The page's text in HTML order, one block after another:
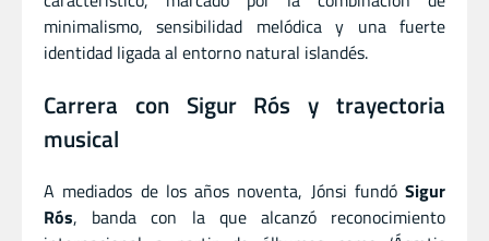
minimalismo, sensibilidad melódica y una fuerte
identidad ligada al entorno natural islandés.
Carrera con Sigur Rós y trayectoria
musical
A mediados de los años noventa, Jónsi fundó Sigur
Rós, banda con la que alcanzó reconocimiento